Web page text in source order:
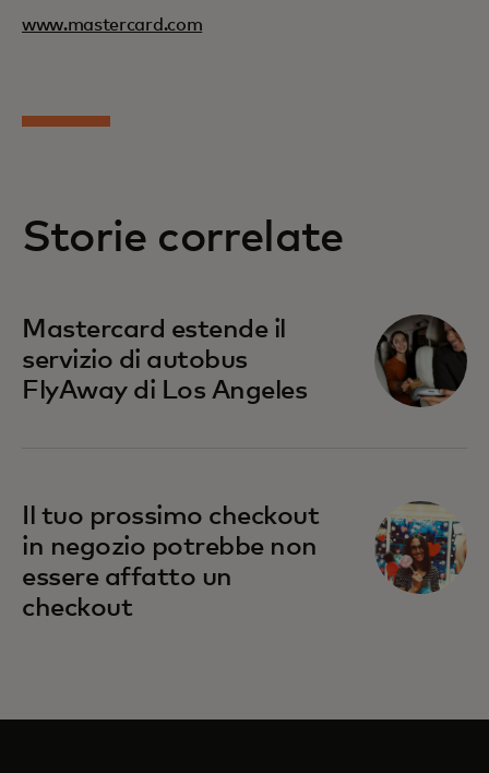
www.mastercard.com
Storie correlate
Mastercard estende il
servizio di autobus
FlyAway di Los Angeles
Il tuo prossimo checkout
in negozio potrebbe non
essere affatto un
checkout